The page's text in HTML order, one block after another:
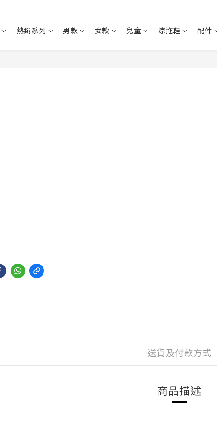
熱銷系列 男款 女款 兒童 涼拖鞋 配件
送貨及付款方式
商品描述